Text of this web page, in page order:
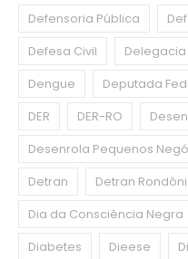
Defensoria Pública
Defesa Civil
Delegacia
Dengue
Deputada
DER
DER-RO
Desenrola Pequenos
Detran
Detran
Dia da Consciência Negra
Diabetes
Dieese